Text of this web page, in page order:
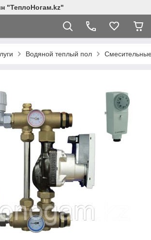
"ТеплоНогам.kz"
Водяной теплый пол